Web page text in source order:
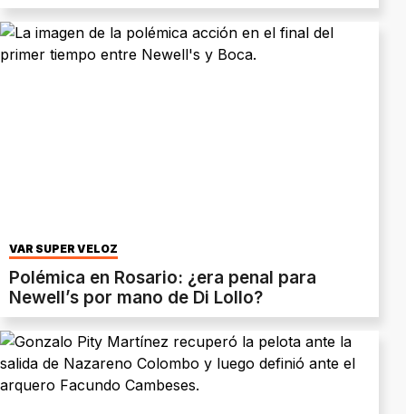
VAR SÚPER VELOZ
Polémica en Rosario: ¿era penal para
Newell’s por mano de Di Lollo?